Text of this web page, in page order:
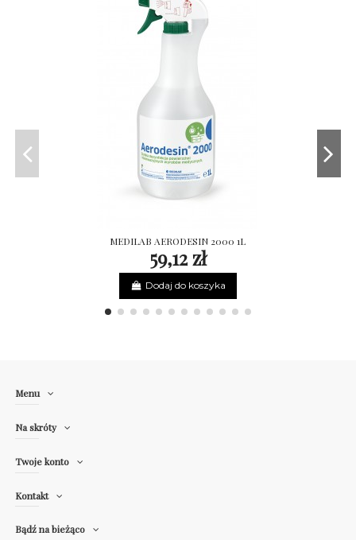
MEDILAB AERODESIN 2000 1L
59,12 zł
Dodaj do koszyka
Menu
Na skróty
Twoje konto
Kontakt
Bądź na bieżąco